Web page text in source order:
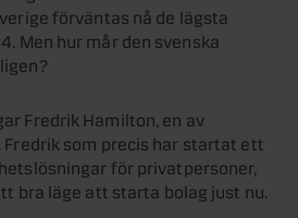
förväntas nå de lägsta
Men hur mår den svenska
Fredrik Hamilton, en av
som precis har startat ett
för privatpersoner,
bra läge att starta bolag just nu.